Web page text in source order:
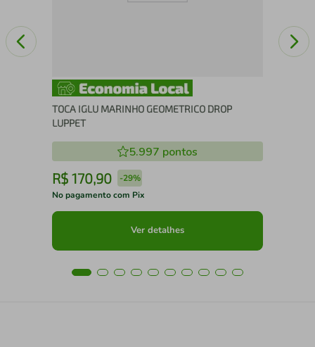
TOCA IGLU MARINHO GEOMETRICO DROP
LUPPET
5.997 pontos
R$ 170,90 -29%
No pagamento com Pix
Ver detalhes